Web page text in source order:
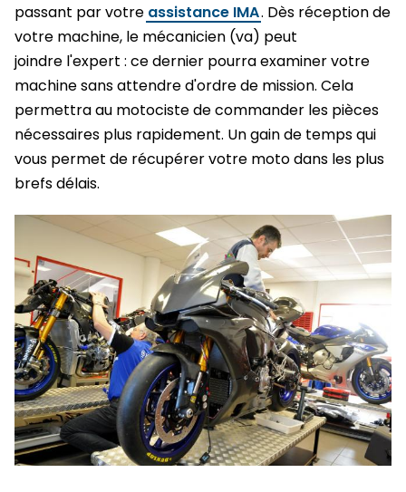
passant par votre assistance IMA. Dès réception de
votre machine, le mécanicien (va) peut
joindre l'expert : ce dernier pourra examiner votre
machine sans attendre d'ordre de mission. Cela
permettra au motociste de commander les pièces
nécessaires plus rapidement. Un gain de temps qui
vous permet de récupérer votre moto dans les plus
brefs délais.